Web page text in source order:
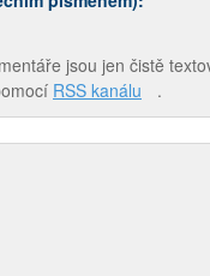
jsou jen čistě
RSS kanálu .